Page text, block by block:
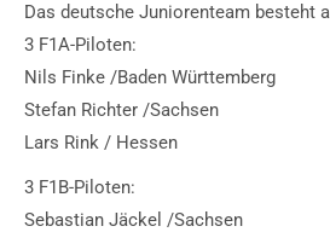
Das deutsche Juniorenteam besteht
3 F1A-Piloten:
Nils Finke /Baden Württemberg
Stefan Richter /Sachsen
Lars Rink / Hessen
3 F1B-Piloten:
Sebastian Jäckel /Sachsen